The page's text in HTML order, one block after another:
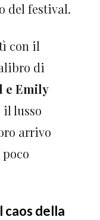
del festival.
con il
di
e Emily
il lusso
arrivo
caos della